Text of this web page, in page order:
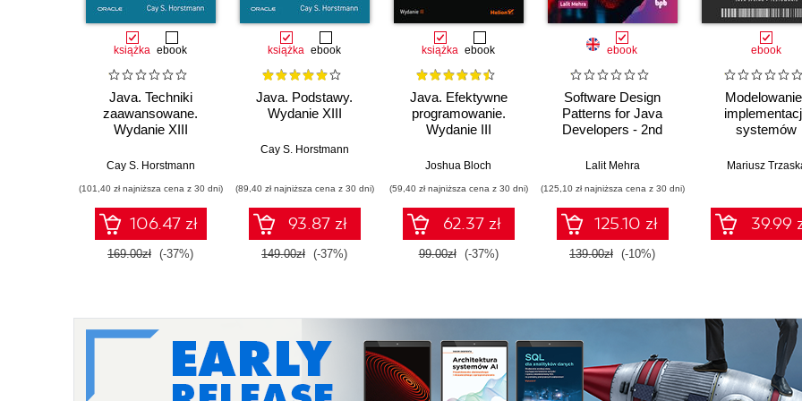
książka ebook
Java. Techniki
zaawansowane.
Wydanie XIII
Cay S. Horstmann
(101,40 zł najniższa cena z 30 dni)
106.47 zł
169.00zł (-37%)
książka ebook
Java. Podstawy.
Wydanie XIII
Cay S. Horstmann
(89,40 zł najniższa cena z 30 dni)
93.87 zł
149.00zł (-37%)
książka ebook
Java. Efektywne
programowanie.
Wydanie III
Joshua Bloch
(59,40 zł najniższa cena z 30 dni)
62.37 zł
99.00zł (-37%)
ebook
Software Design
Patterns for Java
Developers - 2nd
Lalit Mehra
(125,10 zł najniższa cena z 30 dni)
125.10 zł
139.00zł (-10%)
ebook
systemów
Mariusz
39.99